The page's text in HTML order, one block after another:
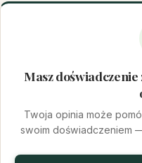
Masz
Twoja opinia może
swoim doświadczeniem